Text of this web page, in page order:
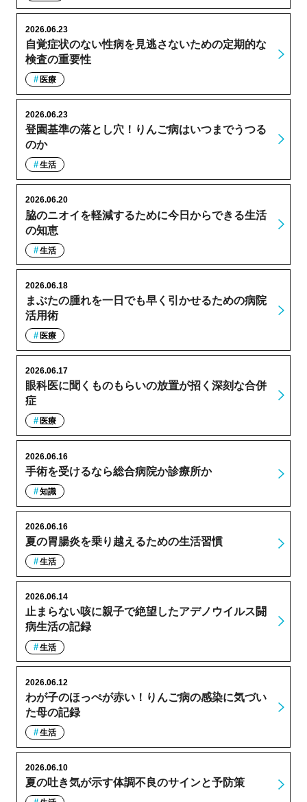
自覚症状のない性病を見逃さないための定期的な
検査の重要性
2026.06.23
医療
登園基準の落とし穴！りんご病はいつまでうつる
のか
2026.06.23
生活
脇のニオイを軽減するために今日からできる生活
の知恵
2026.06.20
生活
まぶたの腫れを一日でも早く引かせるための病院
活用術
2026.06.18
医療
眼科医に聞くものもらいの放置が招く深刻な合併
症
2026.06.17
医療
手術を受けるなら総合病院か診療所か
2026.06.16
知識
夏の胃腸炎を乗り越えるための生活習慣
2026.06.16
生活
止まらない咳に親子で絶望したアデノウイルス闘
病生活の記録
2026.06.14
生活
わが子のほっぺが赤い！りんご病の感染に気づい
た母の記録
2026.06.12
生活
夏の吐き気が示す体調不良のサインと予防策
2026.06.10